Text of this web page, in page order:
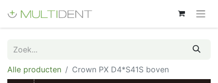
Alle producten Crown PX D4*S41S boven